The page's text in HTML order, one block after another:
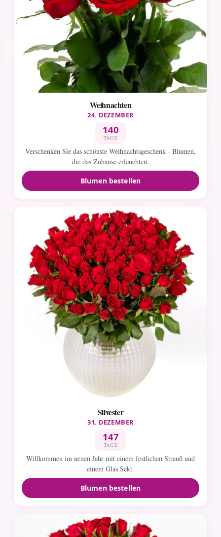
Weihnachten
24. DEZEMBER
140
TAGE
Verschenken Sie das schönste Weihnachtsgeschenk - Blumen,
die das Zuhause erleuchten.
Blumen bestellen
Silvester
31. DEZEMBER
147
TAGE
Willkommen im neuen Jahr mit einem festlichen Strauß und
einem Glas Sekt.
Blumen bestellen